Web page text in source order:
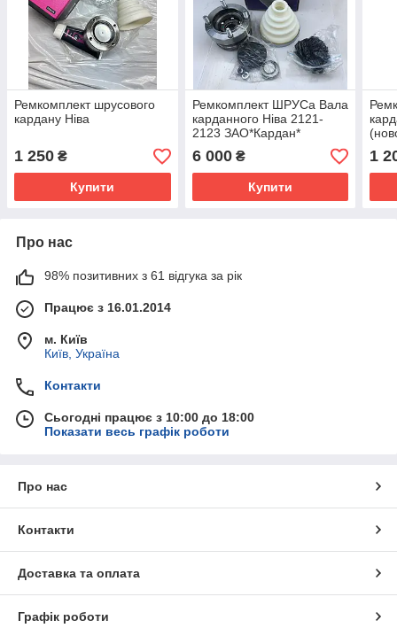
Ремкомплект шрусового
кардану Ніва
1 250 ₴
Купити
Ремкомплект ШРУСа Вала
карданного Ніва 2121-
2123 ЗАО*Кардан*
6 000₴
Купити
1
Про нас
98% позитивних з 61 відгука за рік
Працює з 16.01.2014
м. Київ
Київ, Україна
Контакти
Сьогодні працює з 10:00 до 18:00
Показати весь графік роботи
Про нас
Контакти
Доставка та оплата
Графік роботи